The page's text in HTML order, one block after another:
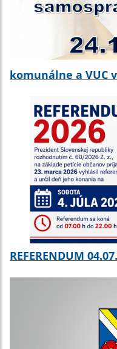
komunálne a VUC
REFERENDUM